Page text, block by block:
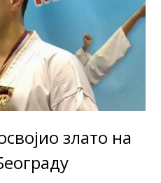
злато на